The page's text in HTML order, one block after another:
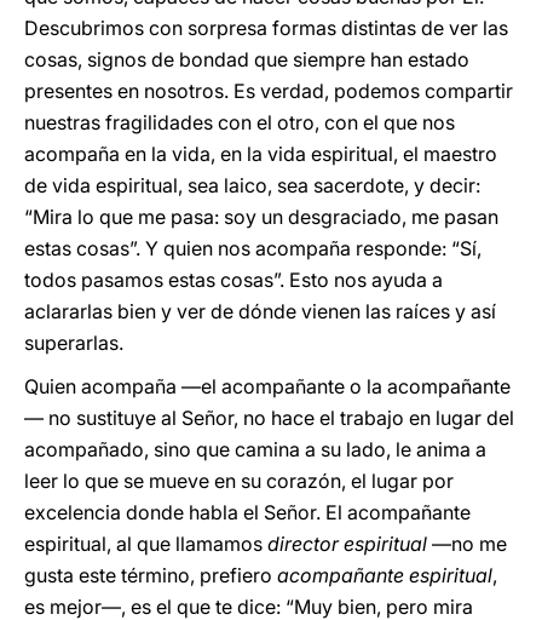
Descubrimos con sorpresa formas distintas de ver las
cosas, signos de bondad que siempre han estado
presentes en nosotros. Es verdad, podemos compartir
nuestras fragilidades con el otro, con el que nos
acompaña en la vida, en la vida espiritual, el maestro
de vida espiritual, sea laico, sea sacerdote, y decir:
“Mira lo que me pasa: soy un desgraciado, me pasan
estas cosas”. Y quien nos acompaña responde: “Sí,
todos pasamos estas cosas”. Esto nos ayuda a
aclararlas bien y ver de dónde vienen las raíces y así
superarlas.
Quien acompaña —el acompañante o la acompañante
— no sustituye al Señor, no hace el trabajo en lugar del
acompañado, sino que camina a su lado, le anima a
leer lo que se mueve en su corazón, el lugar por
excelencia donde habla el Señor. El acompañante
espiritual, al que llamamos director espiritual —no me
gusta este término, prefiero acompañante espiritual,
es mejor—, es el que te dice: “Muy bien, pero mira